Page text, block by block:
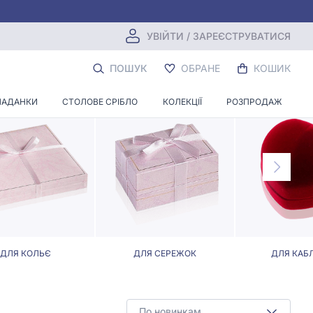
УВІЙТИ / ЗАРЕЄСТРУВАТИСЯ
ПОШУК ОБРАНЕ КОШИК
СТОЛОВЕ СРІБЛО КОЛЕКЦІЇ РОЗПРОДАЖ
ДЛЯ КОЛЬЄ ДЛЯ СЕРЕЖОК ДЛЯ